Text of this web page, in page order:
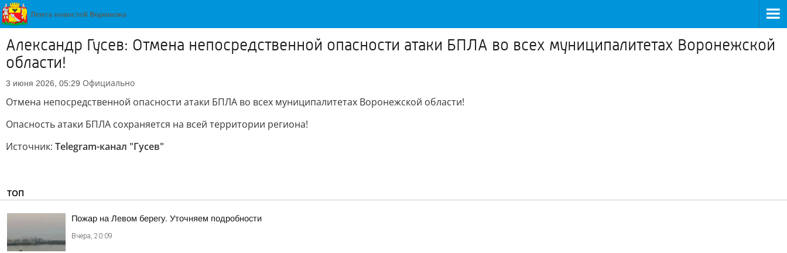
Александр Гусев: Отмена непосредственной опасности атаки БПЛА во всех муниципалитетах Воронежской
области!
3 июня 2026, 05:29 Официально
Отмена непосредственной опасности атаки БПЛА во всех муниципалитетах Воронежской области!
Опасность атаки БПЛА сохраняется на всей территории региона!
Источник: Telegram-канал "Гусев"
ТОП
Пожар на Левом берегу. Уточняем подробности
Вчера, 20:09